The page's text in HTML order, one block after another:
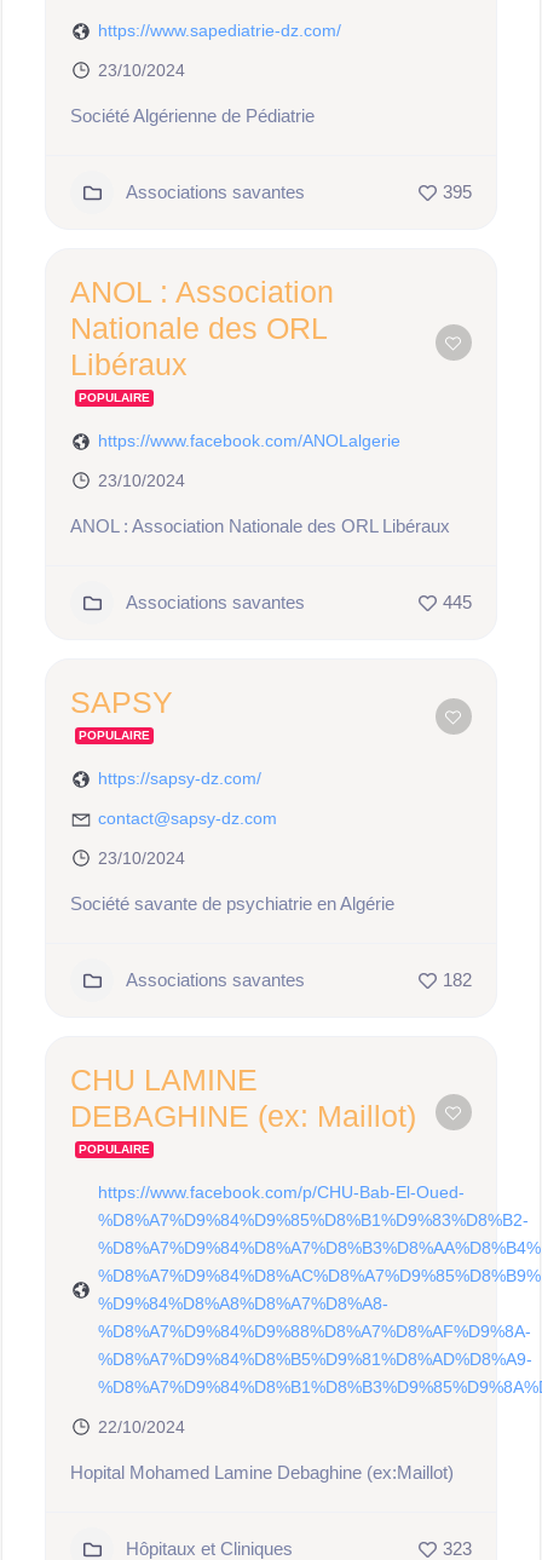
https://www.sapediatrie-dz.com/
23/10/2024
Société Algérienne de Pédiatrie
Associations savantes 395
ANOL : Association
Nationale des ORL
Libéraux
POPULAIRE
https://www.facebook.com/ANOLalgerie
23/10/2024
ANOL : Association Nationale des ORL Libéraux
Associations savantes 445
SAPSY
POPULAIRE
https://sapsy-dz.com/
contact@sapsy-dz.com
23/10/2024
Société savante de psychiatrie en Algérie
Associations savantes 182
CHU LAMINE
DEBAGHINE (ex: Maillot)
POPULAIRE
https://www.facebook.com/p/CHU-Bab-El-Oued-
%D8%A7%D9%84%D9%85%D8%B1%D9%83%D8%B2-
%D9%84%D8%A8%D8%A7%D8%A8-
%D8%A7%D9%84%D9%88%D8%A7%D8%AF%D9%8A-
%D8%A7%D9%84%D8%B5%D9%81%D8%AD%D8%A9-
22/10/2024
Hopital Mohamed Lamine Debaghine (ex:Maillot)
Hôpitaux et Cliniques 323